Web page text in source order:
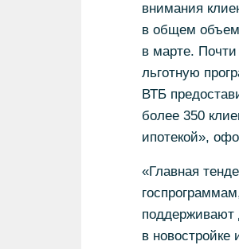
внимания
в общем
в марте.
льготную
ВТБ
более 350
ипотекой»,
«Главная
поддерживают
в